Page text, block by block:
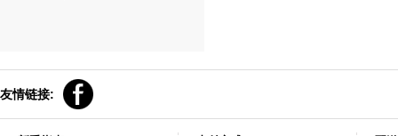
友情链接: